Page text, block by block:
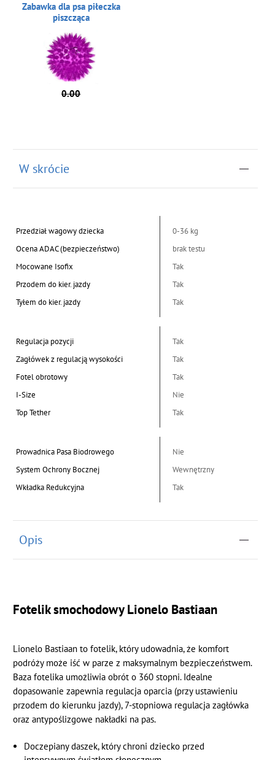
Zabawka dla psa piłeczka
piszcząca
0.00
W skrócie
Przedział wagowy dziecka
0-36 kg
Ocena ADAC (bezpieczeństwo)
brak testu
Mocowane Isofix
Tak
Przodem do kier. jazdy
Tak
Tyłem do kier. jazdy
Tak
Regulacja pozycji
Tak
Zagłówek z regulacją wysokości
Tak
Fotel obrotowy
Tak
I-Size
Nie
Top Tether
Tak
Prowadnica Pasa Biodrowego
Nie
System Ochrony Bocznej
Wewnętrzny
Wkładka Redukcyjna
Tak
Opis
Fotelik smochodowy Lionelo Bastiaan
Lionelo Bastiaan to fotelik, który udowadnia, że komfort
podróży może iść w parze z maksymalnym bezpieczeństwem.
Baza fotelika umożliwia obrót o 360 stopni. Idealne
dopasowanie zapewnia regulacja oparcia (przy ustawieniu
przodem do kierunku jazdy), 7-stopniowa regulacja zagłówka
oraz antypoślizgowe nakładki na pas.
Doczepiany daszek, który chroni dziecko przed